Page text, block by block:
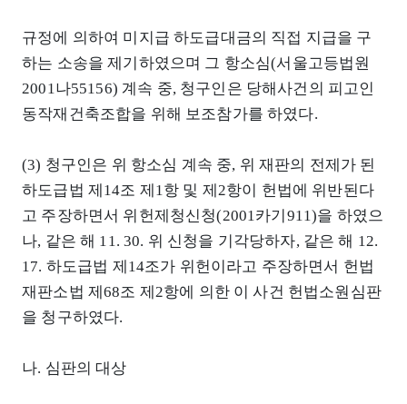
규정에 의하여 미지급 하도급대금의 직접 지급을 구
하는 소송을 제기하였으며 그 항소심(서울고등법원
2001나55156) 계속 중, 청구인은 당해사건의 피고인
동작재건축조합을 위해 보조참가를 하였다.
(3) 청구인은 위 항소심 계속 중, 위 재판의 전제가 된
하도급법 제14조 제1항 및 제2항이 헌법에 위반된다
고 주장하면서 위헌제청신청(2001카기911)을 하였으
나, 같은 해 11. 30. 위 신청을 기각당하자, 같은 해 12.
17. 하도급법 제14조가 위헌이라고 주장하면서 헌법
재판소법 제68조 제2항에 의한 이 사건 헌법소원심판
을 청구하였다.
나. 심판의 대상